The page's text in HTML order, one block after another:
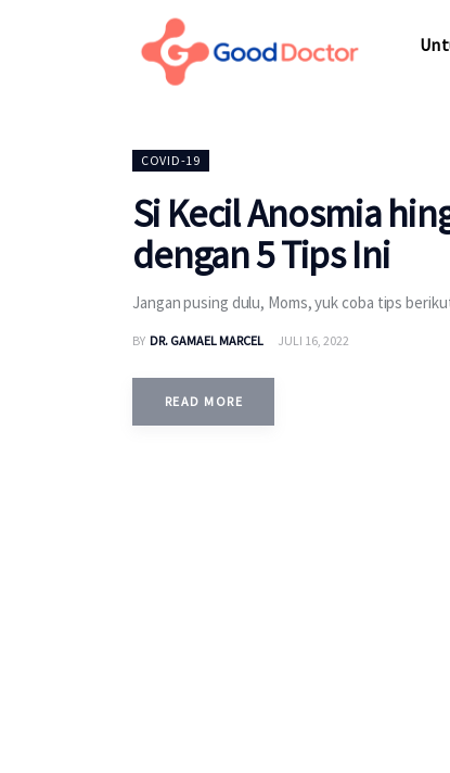
COVID-19
Si Kecil Anosmia
dengan 5 Tips Ini
Jangan pusing dulu, Moms, yuk coba tips
BY DR. GAMAEL MARCEL JULI 16, 2022
READ MORE